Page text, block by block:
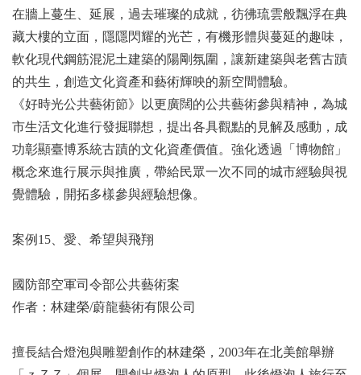
在牆上蔓生、延展，過去璀璨的成就，彷彿琉雲般飄浮在典
藏大樓的立面，隱隱閃耀的光芒，有機形體與蔓延的趣味，
軟化現代鋼筋混泥土建築的陽剛氛圍，讓新建築與老舊古蹟
的共生，創造文化資產和藝術輝映的新空間體驗。
《好時光公共藝術節》以更廣闊的公共藝術參與精神，為城
市生活文化進行發掘聯想，提出各具觀點的見解及感動，成
功彰顯臺博系統古蹟的文化資產價值。強化透過「博物館」
概念來進行展示與推廣，帶給民眾一次不同的城市經驗與視
覺體驗，開拓多樣參與經驗想像。
案例15、愛、希望與飛翔
國防部空軍司令部公共藝術案
作者：林建榮/蔚龍藝術有限公司
擅長結合燈泡與雕塑創作的林建榮，2003年在北美館舉辦